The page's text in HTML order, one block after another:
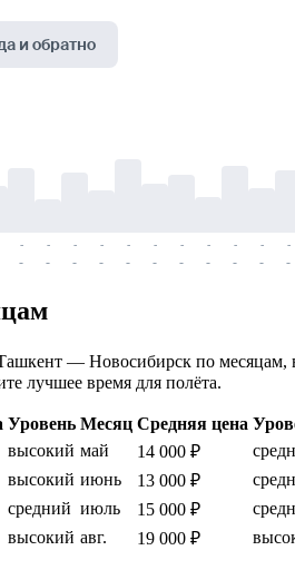
и обратно
-
-
-
-
-
-
-
-
-
-
-
-
-
-
-
-
-
-
-
-
-
-
— Новосибирск по месяцам,
лучшее время для полёта.
Уровень Месяц Средняя цена
высокий май 14 000 ₽
высокий июнь 13 000 ₽
средний июль 15 000 ₽
высокий авг. 19 000 ₽